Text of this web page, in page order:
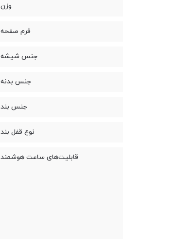
وزن
فرم صفحه
جنس شیشه
جنس بدنه
جنس بند
نوع قفل بند
قابلیت‌های ساعت هوشمند